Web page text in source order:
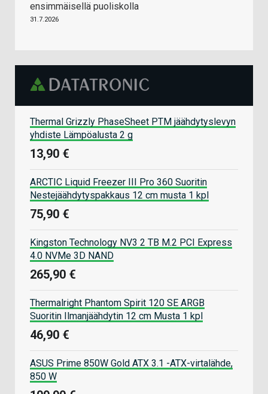
ensimmäisellä puoliskolla
31.7.2026
Thermal Grizzly PhaseSheet PTM jäähdytyslevyn
yhdiste Lämpöalusta 2 g
13,90 €
ARCTIC Liquid Freezer III Pro 360 Suoritin
Nestejäähdytyspakkaus 12 cm musta 1 kpl
75,90 €
Kingston Technology NV3 2 TB M.2 PCI Express
4.0 NVMe 3D NAND
265,90 €
Thermalright Phantom Spirit 120 SE ARGB
Suoritin Ilmanjäähdytin 12 cm Musta 1 kpl
46,90 €
ASUS Prime 850W Gold ATX 3.1 -ATX-virtalähde,
850 W